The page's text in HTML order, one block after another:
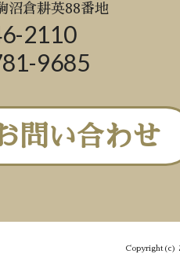
沼倉耕英88番地
2110
9685
問い合わせ
Copyright(c)